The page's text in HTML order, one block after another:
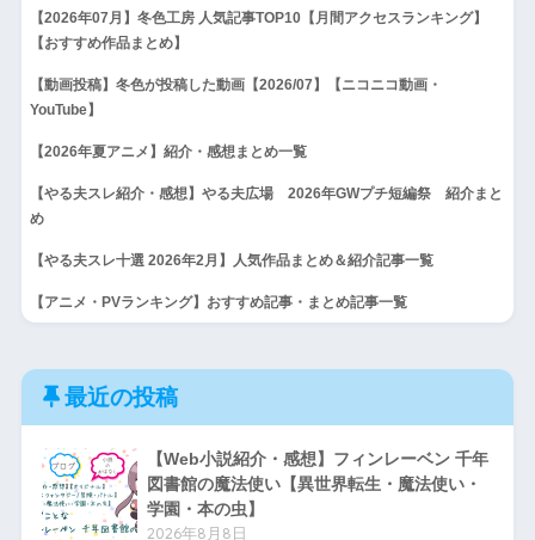
【2026年07月】冬色工房 人気記事TOP10【月間アクセスランキング】
【おすすめ作品まとめ】
【動画投稿】冬色が投稿した動画【2026/07】【ニコニコ動画・
YouTube】
【2026年夏アニメ】紹介・感想まとめ一覧
【やる夫スレ紹介・感想】やる夫広場 2026年GWプチ短編祭 紹介まと
め
【やる夫スレ十選 2026年2月】人気作品まとめ＆紹介記事一覧
【アニメ・PVランキング】おすすめ記事・まとめ記事一覧
最近の投稿
【Web小説紹介・感想】フィンレーベン 千年
図書館の魔法使い【異世界転生・魔法使い・
学園・本の虫】
2026年8月8日